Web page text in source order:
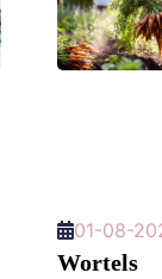
01-08-
Wortels